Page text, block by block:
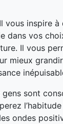
vous inspire à
dans vos
Il vous
mieux
sont
ondes